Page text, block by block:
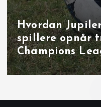
Målbrag i
udladninger i
og på Joseph